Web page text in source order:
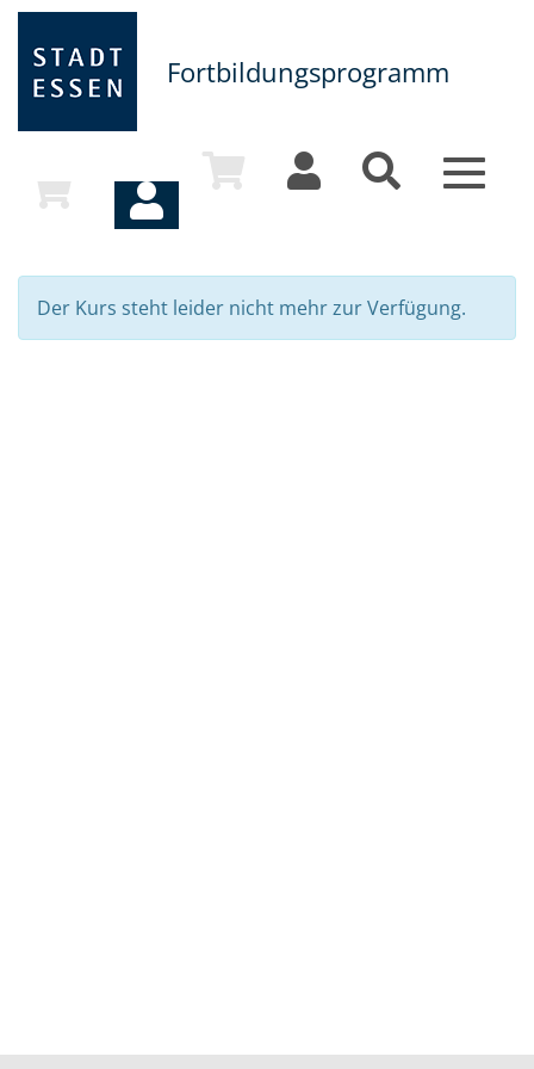
Fortbildungsprogramm
Toggle
Der Kurs steht leider nicht mehr zur Verfügung.